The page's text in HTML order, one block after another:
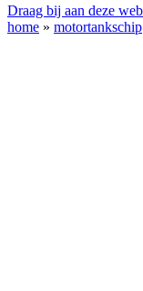
Draag bij aan deze
home » motortankschip